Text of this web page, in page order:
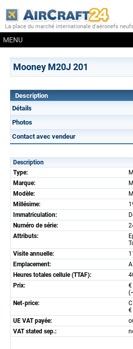
La place du marché internationale d'aéronefs
MENU
Mooney M20J 201
Description
Détails
Photos
Contact avec vendeur
Description
Type:
Marque:
Modèle:
Millésime:
Immatriculation:
Numéro de série:
Attributs:
Visite annuelle:
Emplacement:
Heures totales cellule (TTAF):
Prix:
€
Net-price:
€
UE VAT payée:
VAT stated sep.: